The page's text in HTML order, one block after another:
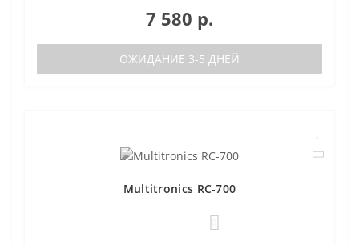
7 580 р.
ОЖИДАНИЕ 3-5 ДНЕЙ
Multitronics RC-700